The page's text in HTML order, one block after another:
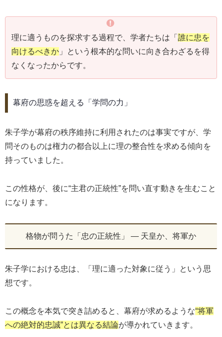
理に適うものを探求する過程で、学者たちは「 誰に忠を
向けるべきか 」という根本的な問いに向き合わざるを得
なくなったからです。
幕府の思惑を超える「学問の力」
朱子学が幕府の秩序維持に利用されたのは事実ですが、学
問そのものは権力の都合以上に理の整合性を求める傾向を
持っていました。
この性格が、後に“主君の正統性”を問い直す動きを生むこと
になります。
格物が問うた「忠の正統性」 ― 天皇か、将軍か
朱子学における忠は、「理に適った対象に従う」という思
想です。
この概念を本気で突き詰めると、幕府が求めるような“将軍
への絶対的忠誠”とは異なる結論が導かれていきます。